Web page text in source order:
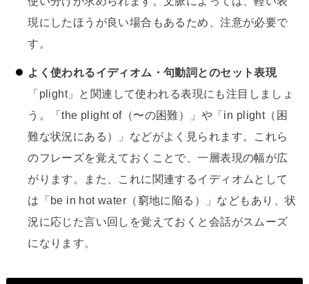
現にしたほうが良い場合もあるため、注意が必要で
す。
よく使われるイディオム・句動詞とのセット表現
「plight」と関連して使われる表現にも注目しましょ
う。「the plight of（〜の困難）」や「in plight（困
難な状況にある）」などがよく見られます。これら
のフレーズを覚えておくことで、一層表現の幅が広
がります。また、これに関連するイディオムとして
は「be in hot water（窮地に陥る）」などもあり、状
況に応じた言い回しを覚えておくと会話がスムーズ
になります。